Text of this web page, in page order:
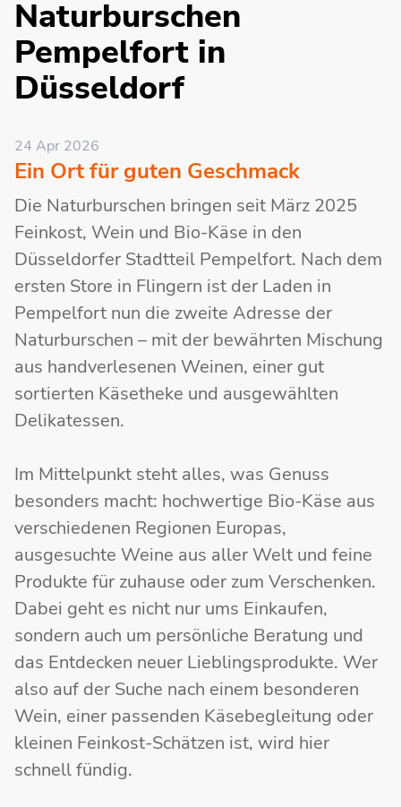
Naturburschen
Pempelfort in
Düsseldorf
24 Apr 2026
Ein Ort für guten Geschmack
Die Naturburschen bringen seit März 2025
Feinkost, Wein und Bio-Käse in den
Düsseldorfer Stadtteil Pempelfort. Nach dem
ersten Store in Flingern ist der Laden in
Pempelfort nun die zweite Adresse der
Naturburschen – mit der bewährten Mischung
aus handverlesenen Weinen, einer gut
sortierten Käsetheke und ausgewählten
Delikatessen.
Im Mittelpunkt steht alles, was Genuss
besonders macht: hochwertige Bio-Käse aus
verschiedenen Regionen Europas,
ausgesuchte Weine aus aller Welt und feine
Produkte für zuhause oder zum Verschenken.
Dabei geht es nicht nur ums Einkaufen,
sondern auch um persönliche Beratung und
das Entdecken neuer Lieblingsprodukte. Wer
also auf der Suche nach einem besonderen
Wein, einer passenden Käsebegleitung oder
kleinen Feinkost-Schätzen ist, wird hier
schnell fündig.